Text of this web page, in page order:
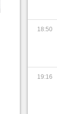
18:50
19:16